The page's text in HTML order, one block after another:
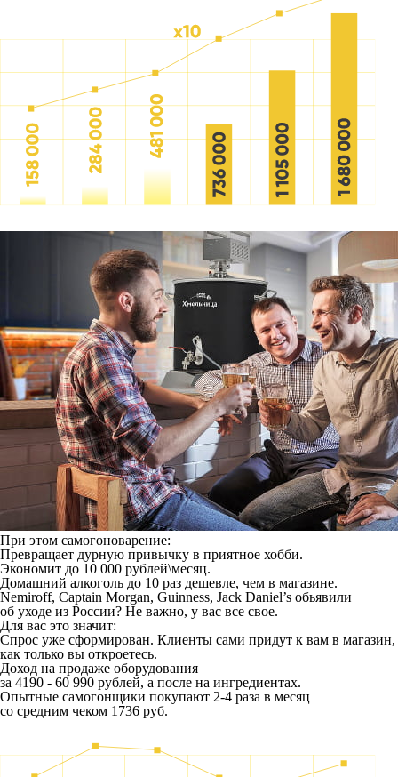
При этом самогоноварение:
Превращает дурную привычку в приятное хобби.
Экономит до 10 000 рублей\месяц.
Домашний алкоголь до 10 раз дешевле, чем в магазине.
Nemiroff, Captain Morgan, Guinness, Jack Daniel’s обьявили
об уходе из России? Не важно, у вас все свое.
Для вас это значит:
Спрос уже сформирован. Клиенты сами придут к вам в магазин,
как только вы откроетесь.
Доход на продаже оборудования
за 4190 - 60 990 рублей, а после на ингредиентах.
Опытные самогонщики покупают 2-4 раза в месяц
со средним чеком 1736 руб.